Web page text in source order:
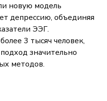
новую модель
депрессию, объединяя
ЭЭГ.
3 тысяч человек,
значительно
методов.